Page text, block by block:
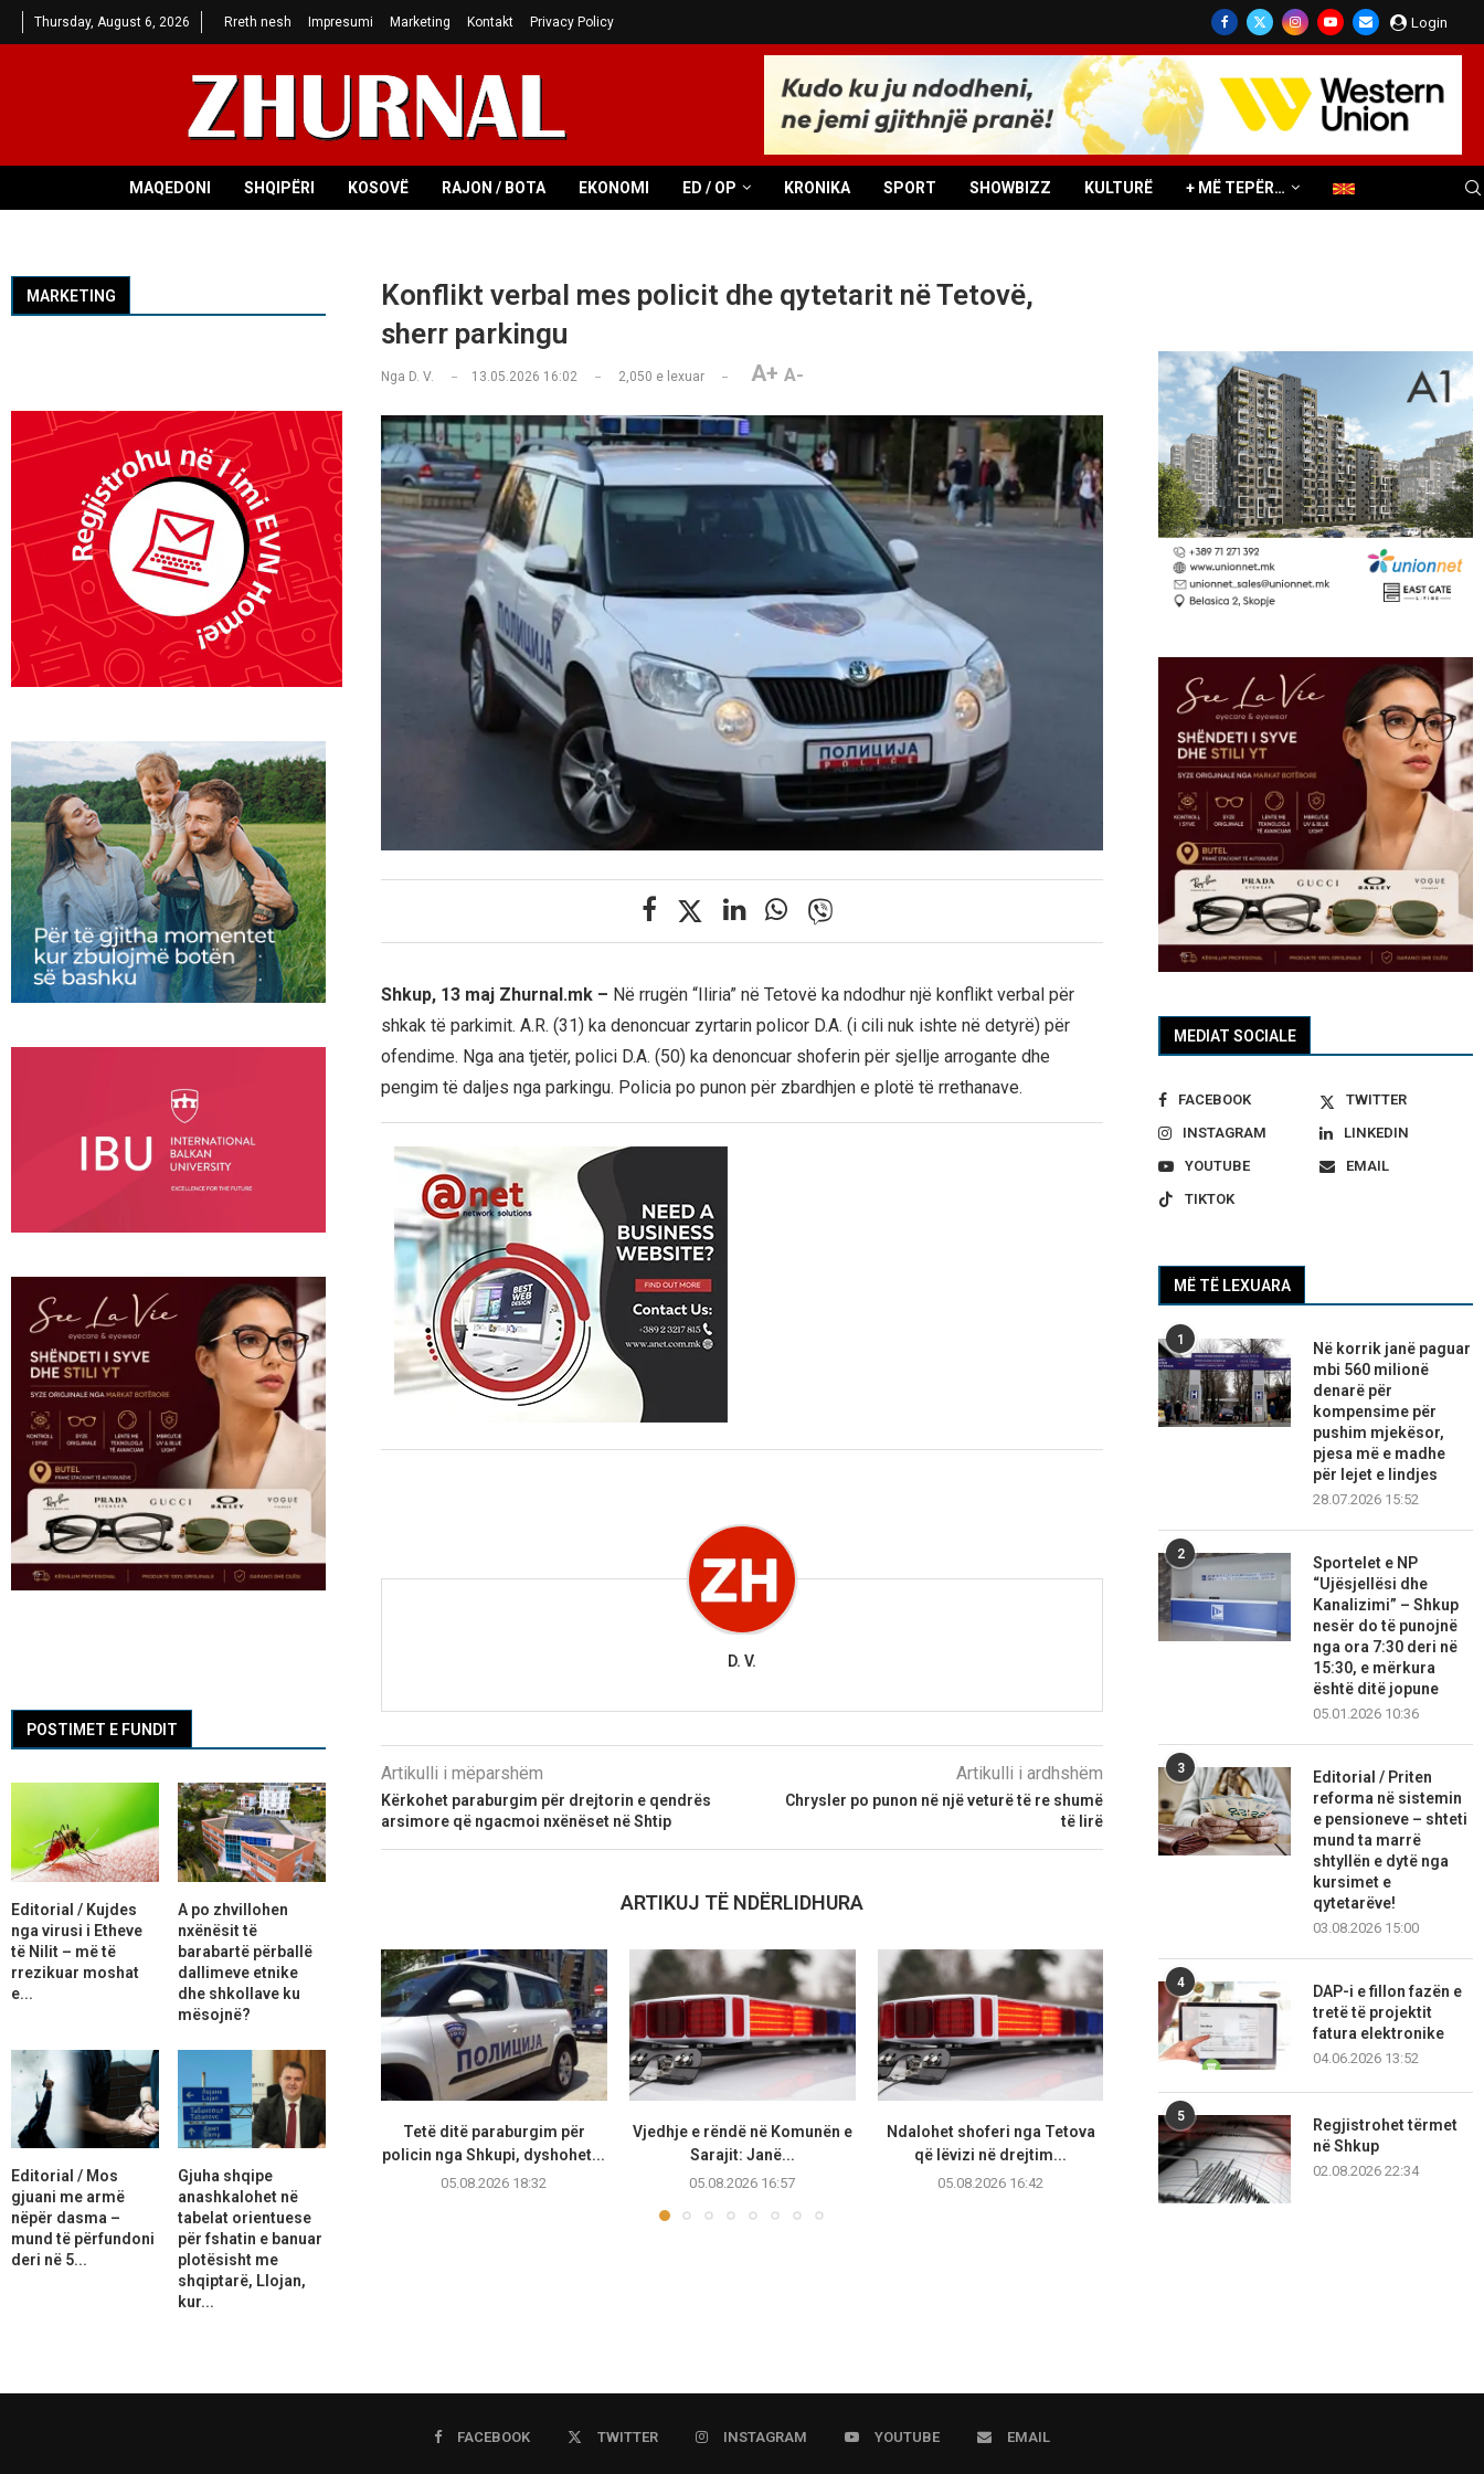
Thursday, August 6, 2026 Rreth nesh Impresumi Marketing Kontakt Privacy Policy Login
MAQEDONI SHQIPËRI KOSOVË RAJON / BOTA EKONOMI ED / OP KRONIKA SPORT SHOWBIZZ KULTURË + MË TEPËR…
Konflikt verbal mes policit dhe qytetarit në Tetovë,
sherr parkingu
Nga D. V. 13.05.2026 16:02 2,050 e lexuar A+ A-
Shkup, 13 maj Zhurnal.mk – Në rrugën “Iliria” në Tetovë ka ndodhur një konflikt verbal për
shkak të parkimit. A.R. (31) ka denoncuar zyrtarin policor D.A. (i cili nuk ishte në detyrë) për
ofendime. Nga ana tjetër, polici D.A. (50) ka denoncuar shoferin për sjellje arrogante dhe
pengim të daljes nga parkingu. Policia po punon për zbardhjen e plotë të rrethanave.
D. V.
Artikulli i mëparshëm
Kërkohet paraburgim për drejtorin e qendrës
arsimore që ngacmoi nxënëset në Shtip
Artikulli i ardhshëm
Chrysler po punon në një veturë të re shumë
të lirë
ARTIKUJ TË NDËRLIDHURA
Tetë ditë paraburgim për
policin nga Shkupi, dyshohet...
05.08.2026 18:32
Vjedhje e rëndë në Komunën e
Sarajit: Janë...
05.08.2026 16:57
Ndalohet shoferi nga Tetova
që lëvizi në drejtim...
05.08.2026 16:42
Katër vetura përplasen në
mënyrë zinxhirore, tetë
persona...
05.08.2026 12:56
MEDIAT SOCIALE
FACEBOOK
TWITTER
INSTAGRAM
LINKEDIN
YOUTUBE
EMAIL
TIKTOK
MË TË LEXUARA
1
Në korrik janë paguar
mbi 560 milionë
denarë për
kompensime për
pushim mjekësor,
pjesa më e madhe
për lejet e lindjes
28.07.2026 15:52
2
Sportelet e NP
“Ujësjellësi dhe
Kanalizimi” – Shkup
nesër do të punojnë
nga ora 7:30 deri në
15:30, e mërkura
është ditë jopune
05.01.2026 10:36
3
Editorial / Priten
reforma në sistemin
e pensioneve – shteti
mund ta marrë
shtyllën e dytë nga
kursimet e
qytetarëve!
03.08.2026 15:00
4
DAP-i e fillon fazën e
tretë të projektit
fatura elektronike
04.06.2026 13:52
5
Regjistrohet tërmet
në Shkup
02.08.2026 22:34
MARKETING
POSTIMET E FUNDIT
Editorial / Kujdes
nga virusi i Etheve
të Nilit – më të
rrezikuar moshat
e...
A po zhvillohen
nxënësit të
barabartë përballë
dallimeve etnike
dhe shkollave ku
mësojnë?
Editorial / Mos
gjuani me armë
nëpër dasma –
mund të përfundoni
deri në 5...
Gjuha shqipe
anashkalohet në
tabelat orientuese
për fshatin e banuar
plotësisht me
shqiptarë, Llojan,
kur...
FACEBOOK TWITTER INSTAGRAM YOUTUBE EMAIL